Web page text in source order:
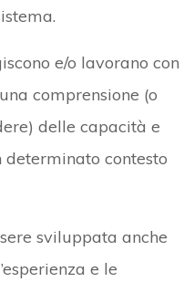
e/o lavorano con
comprensione (o
delle capacità e
contesto
sviluppata anche
e le